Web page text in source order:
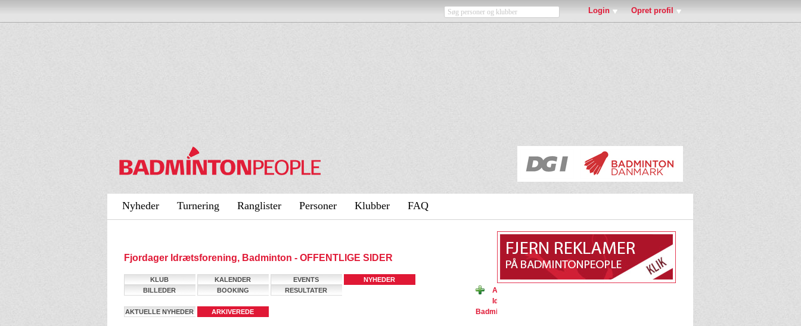
Login Opret profil
Nyheder Turnering Ranglister Personer Klubber FAQ
Fjordager Idrætsforening, Badminton - OFFENTLIGE SIDER
KLUB KALENDER EVENTS
NYHEDER
BILLEDER
BOOKING RESULTATER
AKTUELLE NYHEDER
ARKIVEREDE
Ansøg om medlemsskab af Fjordager
Idrætsforening, Badminton på
BadmintonPeople